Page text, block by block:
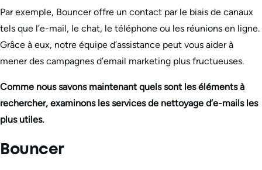
Par exemple, Bouncer offre un contact par le biais de canaux
tels que l’e-mail, le chat, le téléphone ou les réunions en ligne.
Grâce à eux, notre équipe d’assistance peut vous aider à
mener des campagnes d’email marketing plus fructueuses.
Comme nous savons maintenant quels sont les éléments à
rechercher, examinons les services de nettoyage d’e-mails les
plus utiles.
Bouncer